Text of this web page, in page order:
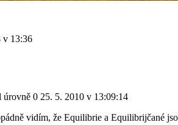
v 13:36
25. 5. 2010 v 13:09:14
vidím, že Equilibrie a Equilibrijčané